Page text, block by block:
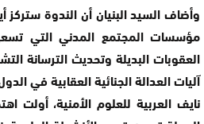
وأضاف السيد البنيان أن الندوة
مؤسسات المجتمع المدني التي
العقوبات البديلة وتحديث الترسانة
آليات العدالة الجنائية العقابية في
نايف العربية للعلوم الأمنية، أولت